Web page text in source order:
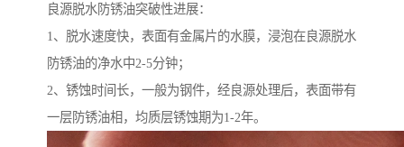
良源脱水防锈油突破性进展：
1、脱水速度快，表面有金属片的水膜，浸泡在良源脱水
防锈油的净水中2-5分钟；
2、锈蚀时间长，一般为钢件，经良源处理后，表面带有
一层防锈油相，均质层锈蚀期为1-2年。